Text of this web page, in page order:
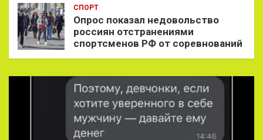
СПОРТ
Опрос показал недовольство
россиян отстранениями
спортсменов РФ от соревнований